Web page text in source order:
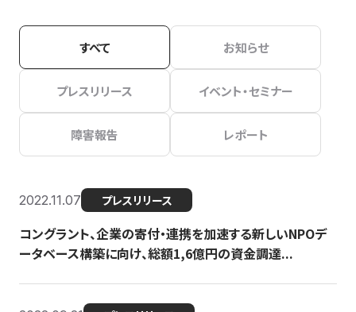
すべて お知らせ
プレスリリース イベント・セミナー
障害報告 レポート
2022.11.07 プレスリリース
コングラント、企業の寄付・連携を加速する新しいNPOデ
ータベース構築に向け、総額1,6億円の資金調達...